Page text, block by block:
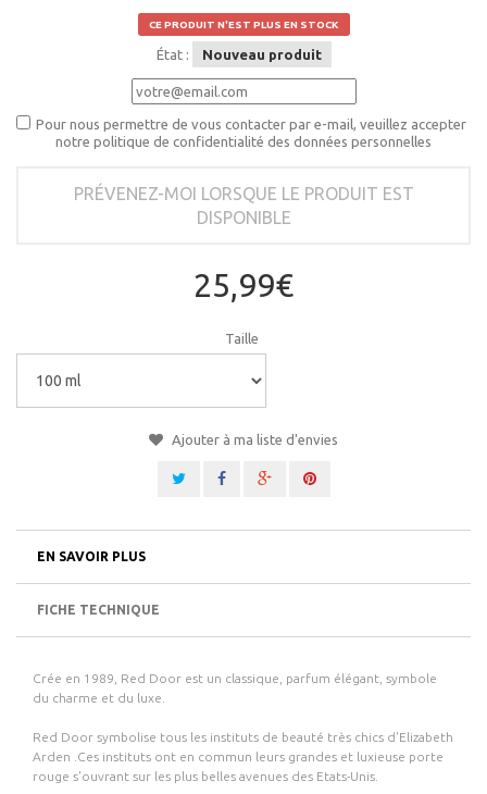
CE PRODUIT N'EST PLUS EN STOCK
État : Nouveau produit
Pour nous permettre de vous contacter par e-mail, veuillez accepter
notre politique de confidentialité des données personnelles
PRÉVENEZ-MOI LORSQUE LE PRODUIT EST
DISPONIBLE
25,99€
Taille
Ajouter à ma liste d'envies
EN SAVOIR PLUS
FICHE TECHNIQUE
Crée en 1989, Red Door est un classique, parfum élégant, symbole
du charme et du luxe.
Red Door symbolise tous les instituts de beauté très chics d'Elizabeth
Arden .Ces instituts ont en commun leurs grandes et luxieuse porte
rouge s'ouvrant sur les plus belles avenues des Etats-Unis.